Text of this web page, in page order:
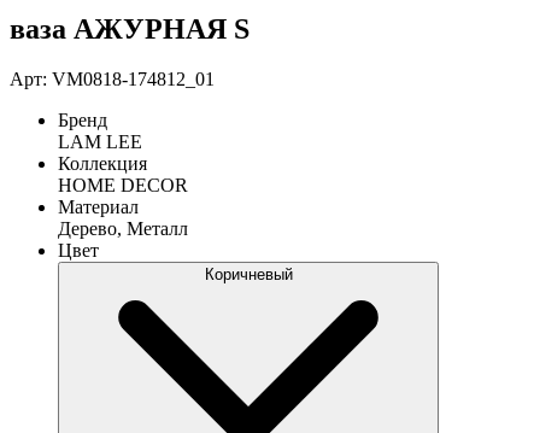
ваза АЖУРНАЯ S
Арт: VM0818-174812_01
Бренд
LAM LEE
Коллекция
HOME DECOR
Материал
Дерево, Металл
Цвет
Коричневый